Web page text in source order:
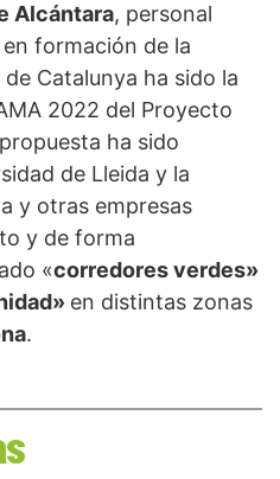
Alcántara, personal
formación de la
Catalunya ha sido la
2022 del Proyecto
ha sido
de Lleida y la
y otras empresas
y de forma
«corredores verdes»
en distintas zonas
.